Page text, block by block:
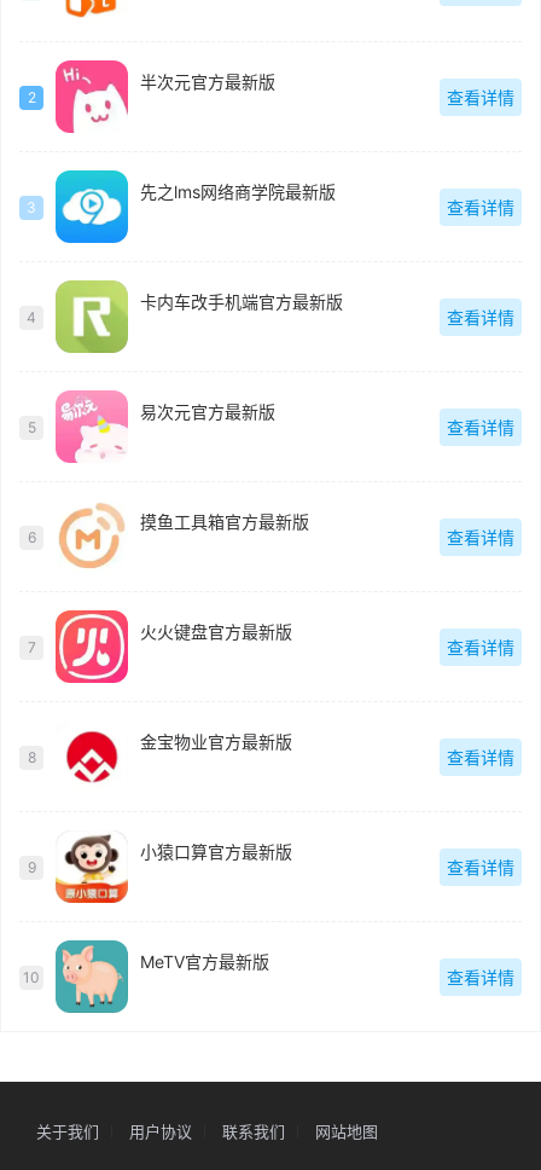
2
半次元官方最新版
查看详情
3
先之lms网络商学院最新版
查看详情
4
卡内车改手机端官方最新版
查看详情
5
易次元官方最新版
查看详情
6
摸鱼工具箱官方最新版
查看详情
7
火火键盘官方最新版
查看详情
8
金宝物业官方最新版
查看详情
9
小猿口算官方最新版
查看详情
10
MeTV官方最新版
查看详情
关于我们 用户协议 联系我们 网站地图